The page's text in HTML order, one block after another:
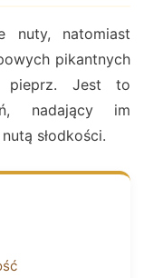
nuty, natomiast
pikantnych
pieprz. Jest to
nadający im
słodkości.